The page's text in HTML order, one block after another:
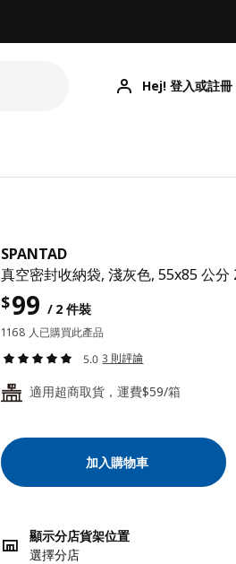
Hej! 登入或註冊
SPANTAD
真空密封收納袋, 淺灰色, 55x85 公分
$99 / 2 件裝
1168 人已購買此產品
5.0 3 則評論
24 適用超商取貨，運費$59/箱
加入購物車
顯示分店貨架位置
選擇分店